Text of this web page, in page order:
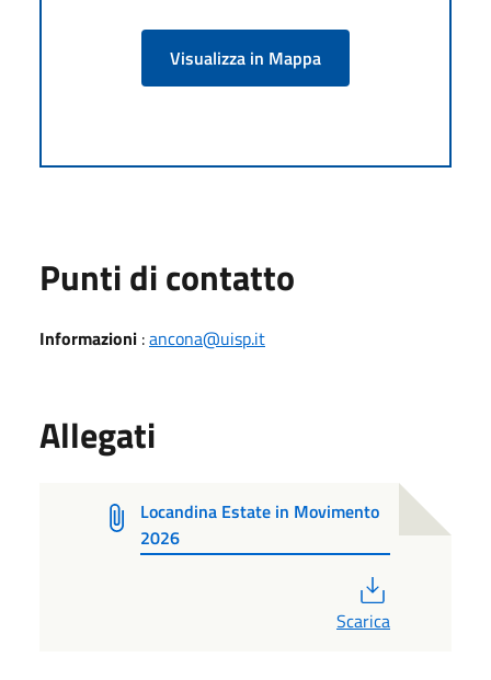
Visualizza in Mappa
Punti di contatto
Informazioni :ancona@uisp.it
Allegati
Locandina Estate in Movimento
2026
Scarica